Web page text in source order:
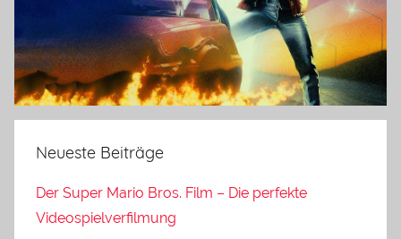
Neueste Beiträge
Der Super Mario Bros. Film – Die perfekte
Videospielverfilmung